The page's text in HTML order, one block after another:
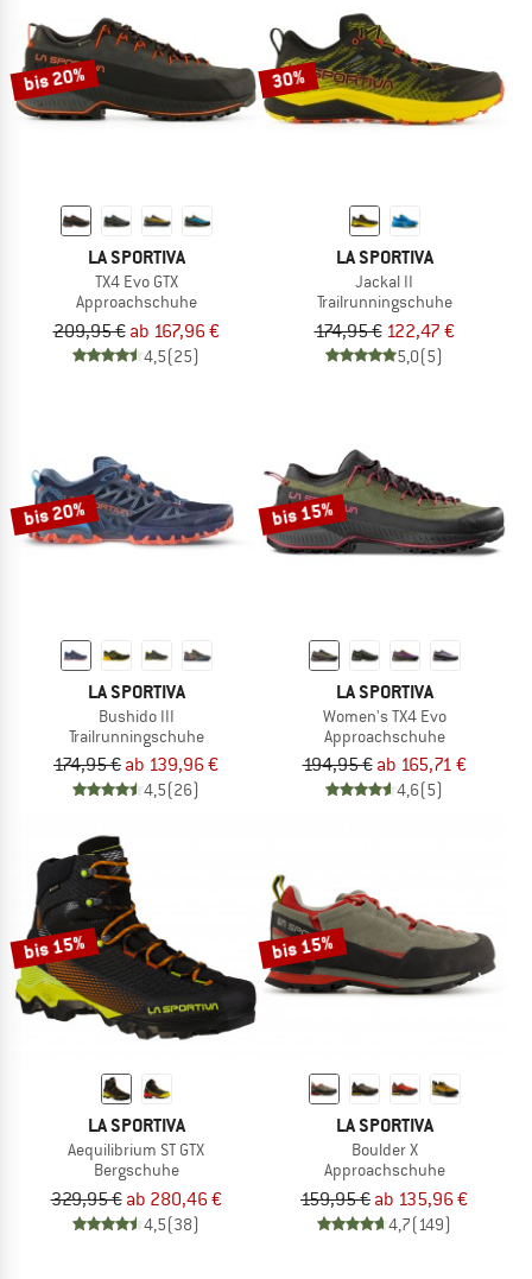
bis 20%
LA SPORTIVA
TX4 Evo GTX
Approachschuhe
209,95 € ab 167,96 €
4,5(25)
30%
LA SPORTIVA
Jackal II
Trailrunningschuhe
174,95 € 122,47 €
5,0(5)
bis 20%
LA SPORTIVA
Bushido III
Trailrunningschuhe
174,95 € ab 139,96 €
4,5(26)
bis 15%
LA SPORTIVA
Women's TX4 Evo
Approachschuhe
194,95 € ab 165,71 €
4,6(5)
bis 15%
LA SPORTIVA
Aequilibrium ST GTX
Bergschuhe
329,95 € ab 280,46 €
4,5(38)
bis 15%
LA SPORTIVA
Boulder X
Approachschuhe
159,95 € ab 135,96 €
4,7(149)